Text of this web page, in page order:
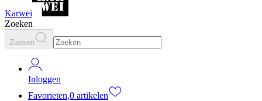
Karwei
Zoeken
Zoeken
Inloggen
Favorieten,0 artikelen